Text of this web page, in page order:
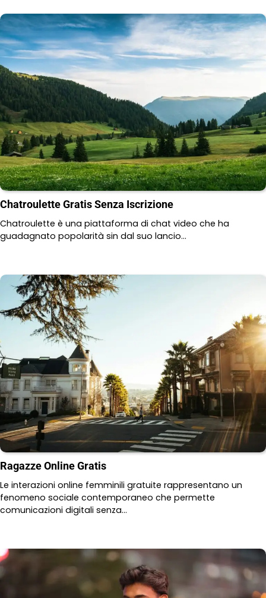
Chatroulette Gratis Senza Iscrizione
Chatroulette è una piattaforma di chat video che ha
guadagnato popolarità sin dal suo lancio…
Ragazze Online Gratis
Le interazioni online femminili gratuite rappresentano un
fenomeno sociale contemporaneo che permette
comunicazioni digitali senza…